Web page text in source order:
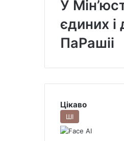
У
єдиних і
ПаРашіі
Цікаво
ШІ